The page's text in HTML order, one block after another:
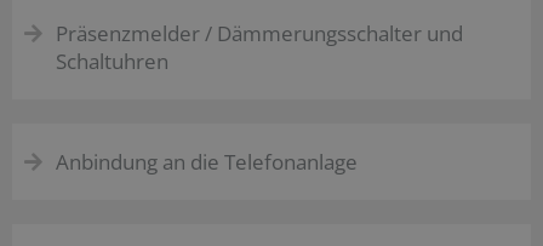
Präsenzmelder / Dämmerungsschalter und
Schaltuhren
Anbindung an die Telefonanlage